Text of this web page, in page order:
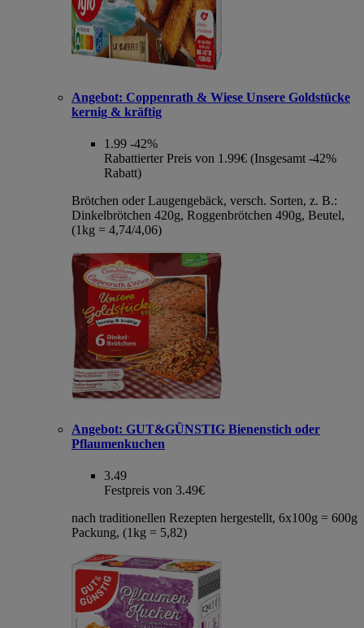
Angebot: Coppenrath & Wiese Unsere Goldstücke
kernig & kräftig
1.99 -42%
Rabattierter Preis von 1.99€ (Insgesamt -42%
Rabatt)
Brötchen oder Laugengebäck, versch. Sorten, z. B.:
Dinkelbrötchen 420g, Roggenbrötchen 490g, Beutel,
(1kg = 4,74/4,06)
Angebot: GUT&GÜNSTIG Bienenstich oder
Pflaumenkuchen
3.49
Festpreis von 3.49€
nach traditionellen Rezepten hergestellt, 6x100g = 600g
Packung, (1kg = 5,82)